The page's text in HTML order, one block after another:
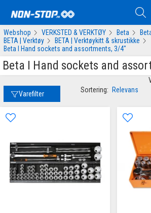
Webshop VERKSTED & VERKTØY Beta
BETA | Verktøy
BETA | Verktøykitt & skrustikke
Beta I Hand sockets and assortments, 3/4"
Beta I Hand sockets and
Varefilter Sortering: Relevans